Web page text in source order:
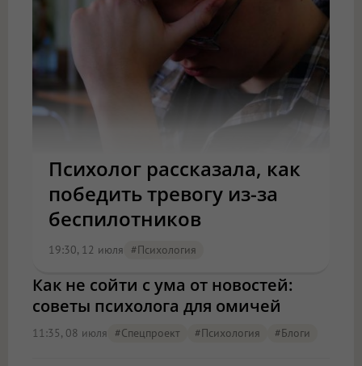
Психолог рассказала, как
победить тревогу из-за
беспилотников
19:30, 12 июля #психология
Как не сойти с ума от новостей:
советы психолога для омичей
11:35, 08 июля #Спецпроект #психология #Блоги